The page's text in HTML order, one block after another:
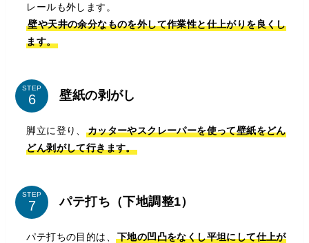
レールも外します。
壁や天井の余分なものを外して作業性と仕上がりを良くし
ます。
STEP
壁紙の剥がし
脚立に登り、
カッターやスクレーパーを使って壁紙をどん
どん剥がして行きます。
STEP
パテ打ち（下地調整1）
パテ打ちの目的は、下地の凹凸をなくし平坦にして仕上が